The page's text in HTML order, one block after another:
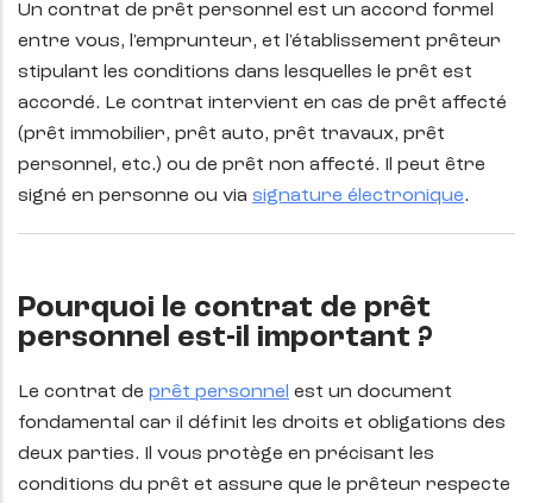
Un contrat de prêt personnel est un accord formel
entre vous, l'emprunteur, et l'établissement prêteur
stipulant les conditions dans lesquelles le prêt est
accordé. Le contrat intervient en cas de prêt affecté
(prêt immobilier, prêt auto, prêt travaux, prêt
personnel, etc.) ou de prêt non affecté. Il peut être
signé en personne ou via signature électronique.
Pourquoi le contrat de prêt
personnel est-il important ?
Le contrat de prêt personnel est un document
fondamental car il définit les droits et obligations des
deux parties. Il vous protège en précisant les
conditions du prêt et assure que le prêteur respecte